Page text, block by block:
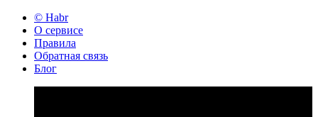
© Habr
О сервисе
Правила
Обратная связь
Блог